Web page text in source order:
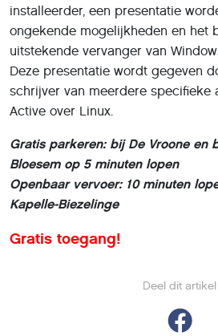
Deel dit artikel
installeerder, een presentatie
ongekende mogelijkheden en het
uitstekende vervanger van
Deze presentatie wordt gegeven
schrijver van meerdere specifieke
Active over Linux.
Gratis parkeren: bij De Vroone en
Bloesem op 5 minuten lopen
Openbaar vervoer: 10 minuten
Kapelle-Biezelinge
Gratis toegang!